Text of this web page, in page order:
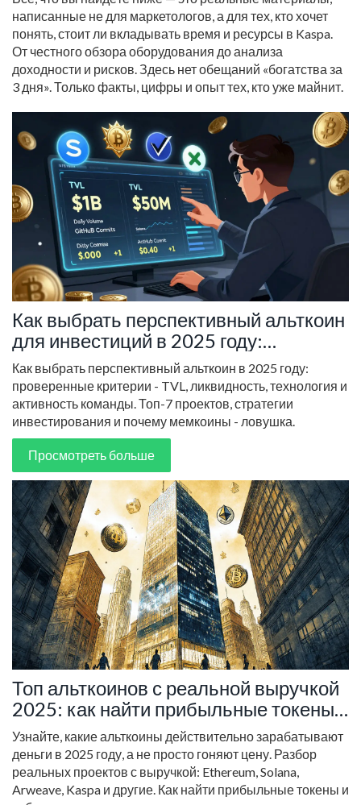
написанные не для маркетологов, а для тех, кто хочет
понять, стоит ли вкладывать время и ресурсы в Kaspa.
От честного обзора оборудования до анализа
доходности и рисков. Здесь нет обещаний «богатства за
3 дня». Только факты, цифры и опыт тех, кто уже майнит.
Как выбрать перспективный альткоин
для инвестиций в 2025 году:
проверенные критерии и топ-7
проектов
Как выбрать перспективный альткоин в 2025 году:
проверенные критерии - TVL, ликвидность, технология и
активность команды. Топ-7 проектов, стратегии
инвестирования и почему мемкоины - ловушка.
Просмотреть больше
Топ альткоинов с реальной выручкой
2025: как найти прибыльные токены
вместо мемкоинов
Узнайте, какие альткоины действительно зарабатывают
деньги в 2025 году, а не просто гоняют цену. Разбор
реальных проектов с выручкой: Ethereum, Solana,
Arweave, Kaspa и другие. Как найти прибыльные токены и